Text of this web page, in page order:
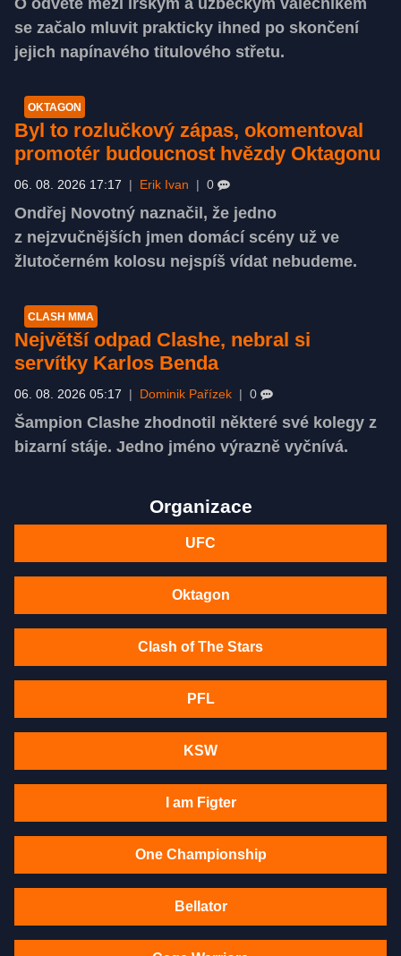
se začalo mluvit prakticky ihned po skončení
jejich napínavého titulového střetu.
OKTAGON
Byl to rozlučkový zápas, okomentoval
promotér budoucnost hvězdy Oktagonu
06. 08. 2026 17:17 | Erik Ivan | 0
Ondřej Novotný naznačil, že jedno
z nejzvučnějších jmen domácí scény už ve
žlutočerném kolosu nejspíš vídat nebudeme.
CLASH MMA
Největší odpad Clashe, nebral si
servítky Karlos Benda
06. 08. 2026 05:17 | Dominik Pařízek | 0
Šampion Clashe zhodnotil některé své kolegy z
bizarní stáje. Jedno jméno výrazně vyčnívá.
Organizace
UFC
Oktagon
Clash of The Stars
PFL
KSW
I am Figter
One Championship
Bellator